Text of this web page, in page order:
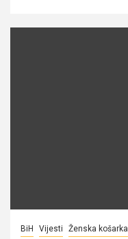
BiH Vijesti Ženska košarka